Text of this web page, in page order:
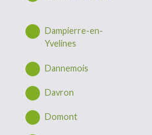
Dampierre-en-
Yvelines
Dannemois
Davron
Domont